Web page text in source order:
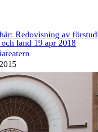
Redovisning av
land 19 apr 2018